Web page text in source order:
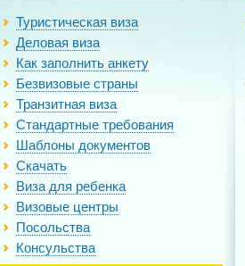
Туристическая виза
Деловая виза
Как заполнить анкету
Безвизовые страны
Транзитная виза
Стандартные требования
Шаблоны документов
Скачать
Виза для ребенка
Визовые центры
Посольства
Консульства